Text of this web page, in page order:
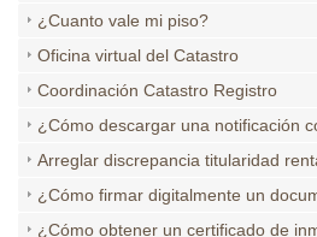
¿Cuanto vale mi piso?
Oficina virtual del Catastro
Coordinación Catastro Registro
¿Cómo descargar una notificación
Arreglar discrepancia titularidad
¿Cómo firmar digitalmente un
¿Cómo obtener un certificado de